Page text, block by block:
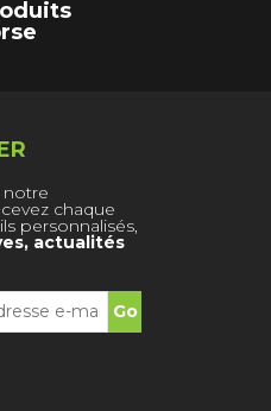
notre
chaque
personnalisés,
actualités